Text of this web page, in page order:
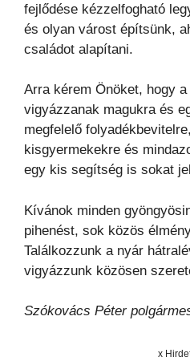
fejlődése kézzelfogható
és olyan várost építsünk,
családot alapítani.
Arra kérem Önöket, hogy
vigyázzanak magukra és
megfelelő
kisgyermekekre és
egy kis segítség is sokat
Kívánok minden
pihenést, sok közös
Találkozzunk a nyár
vigyázzunk közösen
Szókovács Péter
x